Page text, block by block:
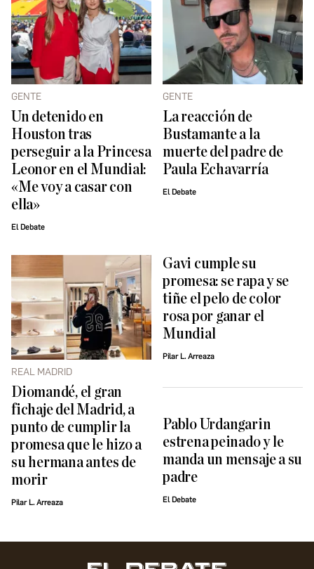
GENTE
Un detenido en
Houston tras
perseguir a la Princesa
Leonor en el Mundial:
«Me voy a casar con
ella»
El Debate
GENTE
La reacción de
Bustamante a la
muerte del padre de
Paula Echavarría
El Debate
REAL MADRID
Diomandé, el gran
fichaje del Madrid, a
punto de cumplir la
promesa que le hizo a
su hermana antes de
morir
Pilar L. Arreaza
Gavi cumple su
promesa: se rapa y se
tiñe el pelo de color
rosa por ganar el
Mundial
Pilar L. Arreaza
Pablo Urdangarin
estrena peinado y le
manda un mensaje a su
padre
El Debate